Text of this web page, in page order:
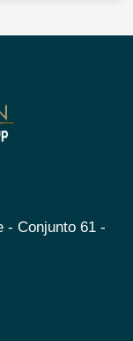
- Conjunto 61 -